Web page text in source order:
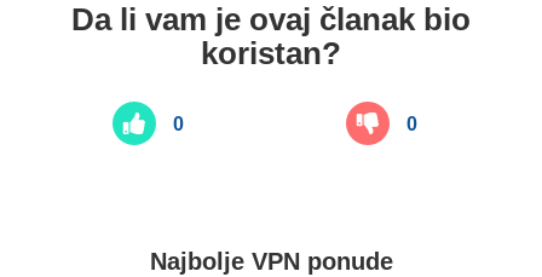
Da li vam je ovaj članak bio
koristan?
0 0
Najbolje VPN ponude